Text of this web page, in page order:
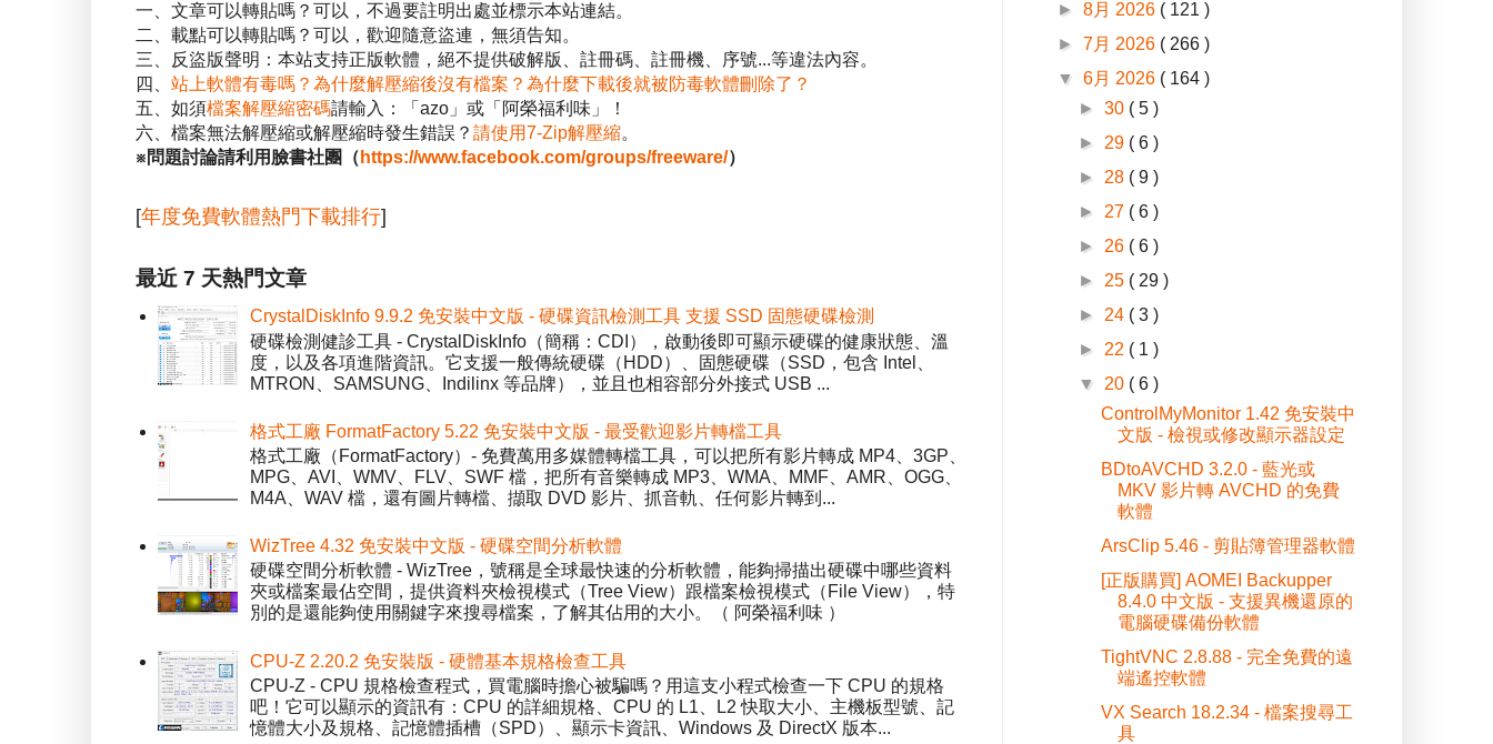
一、文章可以轉貼嗎？可以，不過要註明出處並標示本站連結。
二、載點可以轉貼嗎？可以，歡迎隨意盜連，無須告知。
三、反盜版聲明：本站支持正版軟體，絕不提供破解版、註冊碼、註冊機、序號...等違法內容。
四、 站上軟體有毒嗎？為什麼解壓縮後沒有檔案？為什麼下載後就被防毒軟體刪除了？
五、如須檔案解壓縮密碼請輸入：「azo」或「阿榮福利味」！
六、檔案無法解壓縮或解壓縮時發生錯誤？ 請使用7-Zip解壓縮。
※問題討論請利用臉書社團（ https://www.facebook.com/groups/freeware/）
[年度免費軟體熱門下載排行]
最近 7 天熱門文章
CrystalDiskInfo 9.9.2 免安裝中文版 - 硬碟資訊檢測工具 支援 SSD 固態硬碟檢測
硬碟檢測健診工具 - CrystalDiskInfo（簡稱：CDI），啟動後即可顯示硬碟的健康狀態、溫
度，以及各項進階資訊。它支援一般傳統硬碟（HDD）、固態硬碟（SSD，包含 Intel、
MTRON、SAMSUNG、Indilinx 等品牌），並且也相容部分外接式 USB ...
格式工廠 FormatFactory 5.22 免安裝中文版 - 最受歡迎影片轉檔工具
格式工廠（FormatFactory）- 免費萬用多媒體轉檔工具，可以把所有影片轉成 MP4、3GP、
MPG、AVI、WMV、FLV、SWF 檔，把所有音樂轉成 MP3、WMA、MMF、AMR、OGG、
M4A、WAV 檔，還有圖片轉檔、擷取 DVD 影片、抓音軌、任何影片轉到...
WizTree 4.32 免安裝中文版 - 硬碟空間分析軟體
硬碟空間分析軟體 - WizTree，號稱是全球最快速的分析軟體，能夠掃描出硬碟中哪些資料
夾或檔案最佔空間，提供資料夾檢視模式（Tree View）跟檔案檢視模式（File View），特
別的是還能夠使用關鍵字來搜尋檔案，了解其佔用的大小。（ 阿榮福利味 ）
CPU-Z 2.20.2 免安裝版 - 硬體基本規格檢查工具
CPU-Z - CPU 規格檢查程式，買電腦時擔心被騙嗎？用這支小程式檢查一下 CPU 的規格
吧！它可以顯示的資訊有：CPU 的詳細規格、CPU 的 L1、L2 快取大小、主機板型號、記
憶體大小及規格、記憶體插槽（SPD）、顯示卡資訊、Windows 及 DirectX 版本...
►8月 2026 ( 121 )
►7月 2026 ( 266 )
▼6月 2026 ( 164 )
►30 ( 5 )
► 29 ( 6 )
► 28 ( 9 )
► 27 ( 6 )
► 26 ( 6 )
► 25 ( 29 )
► 24 ( 3 )
► 22 ( 1 )
▼ 20 ( 6 )
ControlMyMonitor 1.42 免安裝中
文版 - 檢視或修改顯示器設定
BDtoAVCHD 3.2.0 - 藍光或
MKV 影片轉 AVCHD 的免費
軟體
ArsClip 5.46 - 剪貼簿管理器軟體
[正版購買] AOMEI Backupper
8.4.0 中文版 - 支援異機還原的
電腦硬碟備份軟體
TightVNC 2.8.88 - 完全免費的遠
端遙控軟體
VX Search 18.2.34 - 檔案搜尋工
具